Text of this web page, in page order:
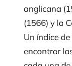
anglicana
(1566) y la
Un índice
encontrar